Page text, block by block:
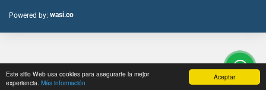
Aceptar
Este sitio Web usa cookies para asegurarte la mejor
experiencia. Más información
Powered by: wasi.co